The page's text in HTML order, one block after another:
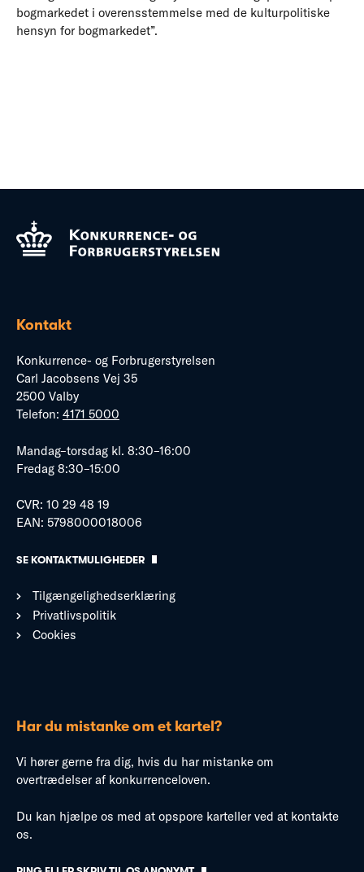
bogmarkedet i overensstemmelse med de kulturpolitiske
hensyn for bogmarkedet”.
Kontakt
Konkurrence- og Forbrugerstyrelsen
Carl Jacobsens Vej 35
2500 Valby
Telefon: 4171 5000
Mandag–torsdag kl. 8:30–16:00
Fredag 8:30–15:00
CVR: 10 29 48 19
EAN: 5798000018006
SE KONTAKTMULIGHEDER
Tilgængelighedserklæring
Privatlivspolitik
Cookies
Har du mistanke om et kartel?
Vi hører gerne fra dig, hvis du har mistanke om
overtrædelser af konkurrenceloven.
Du kan hjælpe os med at opspore karteller ved at kontakte
os.